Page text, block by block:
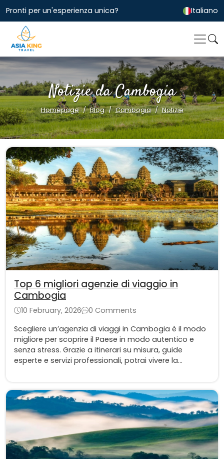
Pronti per un'esperienza unica? Italiano
Notizie da Cambogia
Homepage Blog Cambogia Notizie
Top 6 migliori agenzie di viaggio in
Cambogia
10 February, 2026
0 Comments
Scegliere un’agenzia di viaggi in Cambogia è il modo
migliore per scoprire il Paese in modo autentico e
senza stress. Grazie a itinerari su misura, guide
esperte e servizi professionali, potrai vivere la